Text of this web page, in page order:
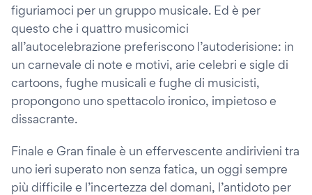
figuriamoci per un gruppo musicale. Ed è per
questo che i quattro musicomici
all’autocelebrazione preferiscono l’autoderisione: in
un carnevale di note e motivi, arie celebri e sigle di
cartoons, fughe musicali e fughe di musicisti,
propongono uno spettacolo ironico, impietoso e
dissacrante.
Finale e Gran finale è un effervescente andirivieni tra
uno ieri superato non senza fatica, un oggi sempre
più difficile e l’incertezza del domani, l’antidoto per